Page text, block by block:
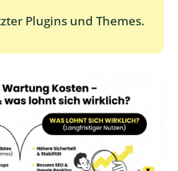
Plugins und Themes.